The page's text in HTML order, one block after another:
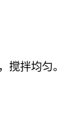
拌均匀。